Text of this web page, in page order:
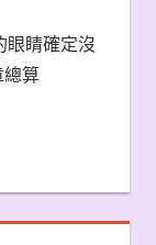
眼睛確定沒
算